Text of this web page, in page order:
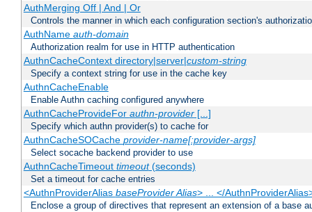
AuthMerging Off | And | Or
Controls the manner in which each configuration section's
AuthName auth-domain
Authorization realm for use in HTTP authentication
AuthnCacheContext directory|server|custom-string
Specify a context string for use in the cache key
AuthnCacheEnable
Enable Authn caching configured anywhere
AuthnCacheProvideFor authn-provider[...]
Specify which authn provider(s) to cache for
AuthnCacheSOCache provider-name[:provider-args]
Select socache backend provider to use
AuthnCacheTimeout timeout(seconds)
Set a timeout for cache entries
<AuthnProviderAlias baseProvider Alias> ... </
Enclose a group of directives that represent an extension of a base